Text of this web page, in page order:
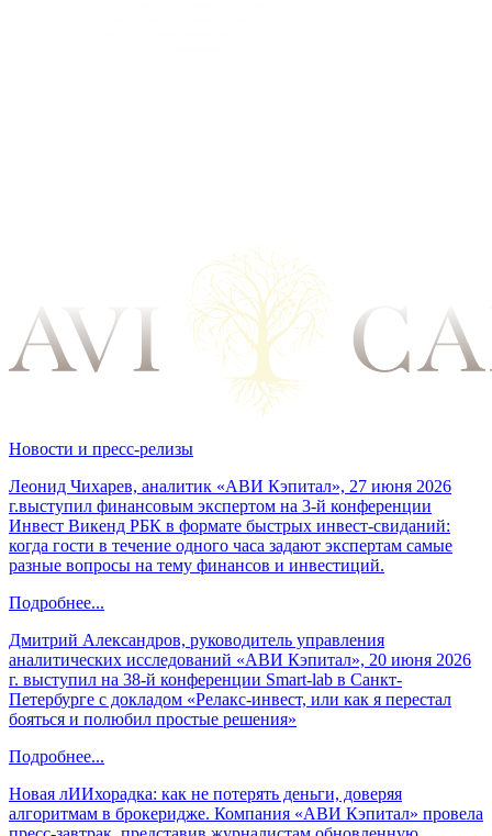
Новости и пресс-релизы
Леонид Чихарев, аналитик «АВИ Кэпитал», 27 июня 2026
г.выступил финансовым экспертом на 3-й конференции
Инвест Викенд РБК в формате быстрых инвест-свиданий:
когда гости в течение одного часа задают экспертам самые
разные вопросы на тему финансов и инвестиций.
Подробнее...
Дмитрий Александров, руководитель управления
аналитических исследований «АВИ Кэпитал», 20 июня 2026
г. выступил на 38-й конференции Smart-lab в Санкт-
Петербурге с докладом «Релакс-инвест, или как я перестал
бояться и полюбил простые решения»
Подробнее...
Новая лИИхорадка: как не потерять деньги, доверяя
алгоритмам в брокеридже. Компания «АВИ Кэпитал» провела